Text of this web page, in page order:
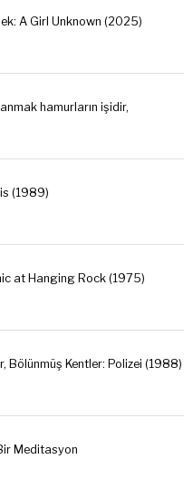
A Girl Unknown (2025)
hamurların işidir,
(1989)
at Hanging Rock (1975)
Bölünmüş Kentler: Polizei (1988)
Meditasyon